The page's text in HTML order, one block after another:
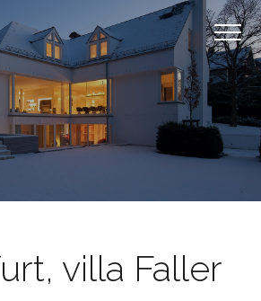
villa Faller